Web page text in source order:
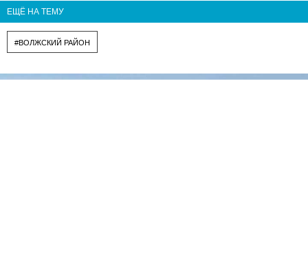
ЕЩЁ НА ТЕМУ
#ВОЛЖСКИЙ РАЙОН